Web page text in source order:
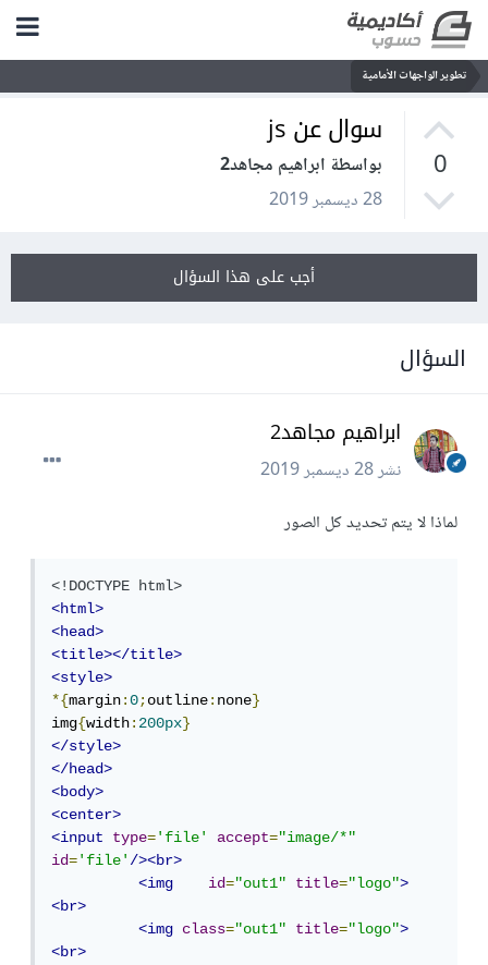
تطوير الواجهات الأمامية
0
سوال عن js
بواسطة ابراهيم مجاهد2
28 ديسمبر 2019
أجب على هذا السؤال
السؤال
ابراهيم مجاهد2
نشر28 ديسمبر 2019
لماذا لا يتم تحديد كل الصور
<!DOCTYPE html>
<html>
<head>
<title></title>
<style>
*{margin:0;outline:none}
img{width:200px}
</style>
</head>
<body>
<center>
<input
type='file' accept="image/*"
id='file'/><br>
<img
id="out1" title="logo">
<br>
<img
class="out1" title="logo">
<br>